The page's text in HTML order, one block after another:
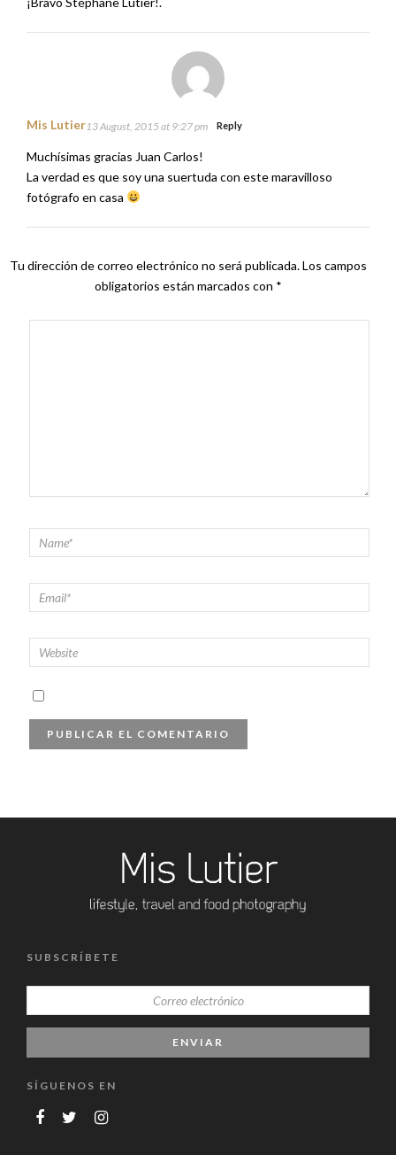
Mis Lutier13 August, 2015 at 9:27 pm Reply
Muchísimas gracias Juan Carlos!
La verdad es que soy una suertuda con este maravilloso
fotógrafo en casa
Tu dirección de correo electrónico no será publicada.Los campos
obligatorios están marcados con *
SUBSCRÍBETE
SÍGUENOS EN